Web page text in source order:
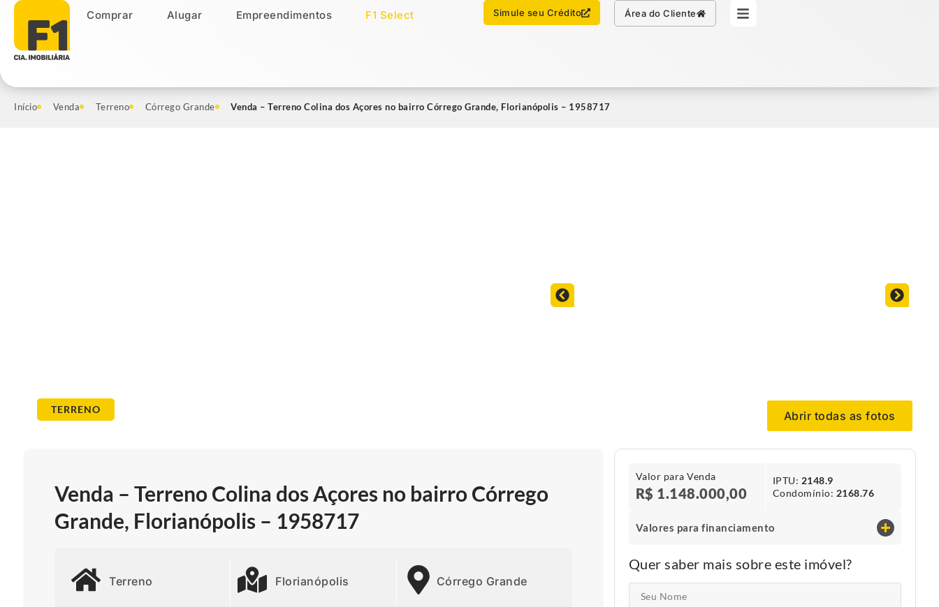
Comprar Alugar Empreendimentos F1 Select Simule seu Crédito Área do Cliente
Comprar Alugar Empreendimentos Imóveis Select
Chamar no WhatsApp Simule seu Crédito
Início Venda Terreno Córrego Grande Venda – Terreno Colina dos Açores no bairro Córrego Grande, Florianópolis – 1958717
TERRENO Abrir todas as fotos
Venda – Terreno Colina dos Açores no bairro Córrego
Grande, Florianópolis – 1958717
Terreno Florianópolis Córrego Grande
Valor para Venda
R$ 1.148.000,00
IPTU​: 2148.9
Condomínio​: 2168.76
Valores para financiamento
Quer saber mais sobre este imóvel?